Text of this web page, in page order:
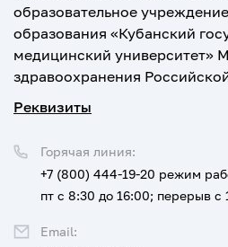
образовательное
образования «Кубанский
медицинский университет»
здравоохранения
Реквизиты
Горячая линия:
+7 (800) 444-19-20 режим
пт с 8:30 до 16:00; перерыв с
Email: